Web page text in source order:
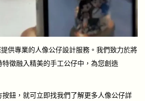
供專業的人像公仔設計服務。我們致力於將
徵融入精美的手工公仔中，為您創造
鈕，就可立即找我們了解更多人像公仔詳